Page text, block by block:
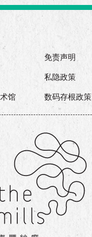
馆
免责声明
私隐政策
数码存根政策